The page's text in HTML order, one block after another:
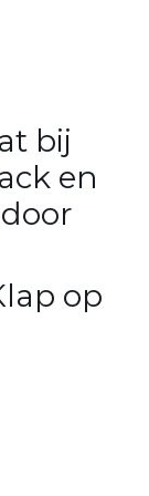
bij
en
op